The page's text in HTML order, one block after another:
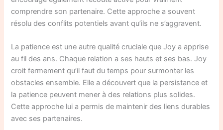
comprendre son partenaire. Cette approche a souvent
résolu des conflits potentiels avant qu’ils ne s’aggravent.
La patience est une autre qualité cruciale que Joy a apprise
au fil des ans. Chaque relation a ses hauts et ses bas. Joy
croit fermement qu’il faut du temps pour surmonter les
obstacles ensemble. Elle a découvert que la persistance et
la patience peuvent mener à des relations plus solides.
Cette approche lui a permis de maintenir des liens durables
avec ses partenaires.